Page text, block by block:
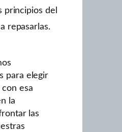
principios del
repasarlas.
para elegir
esa
la
las